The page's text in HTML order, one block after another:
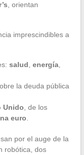
, orientan
imprescindibles a
salud energía,
la deuda pública
Unido , de los
euro
por el auge de la
robótica, dos